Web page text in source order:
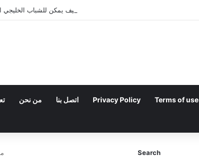
كيف يمكن للشباب الخليجي
من نحن اتصل بنا Privacy Policy Terms of use
Search